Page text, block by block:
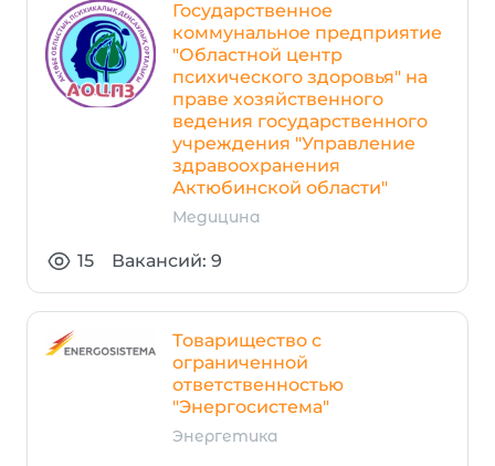
Государственное
коммунальное предприятие
"Областной центр
психического здоровья" на
праве хозяйственного
ведения государственного
учреждения "Управление
здравоохранения
Актюбинской области"
Медицина
15 Вакансий: 9
Товарищество с
ограниченной
ответственностью
"Энергосистема"
Энергетика